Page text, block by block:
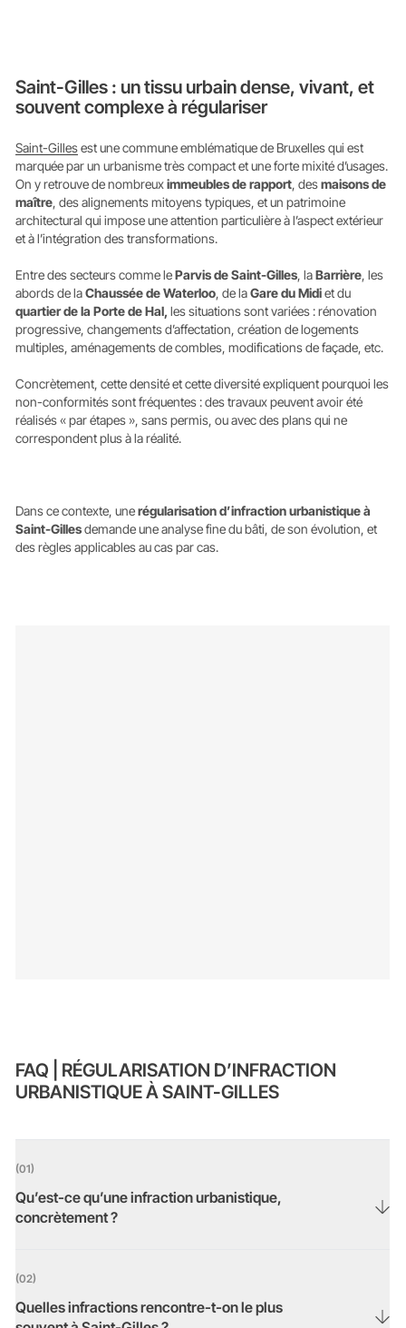
Saint-Gilles : un tissu urbain dense, vivant, et
souvent complexe à régulariser
Saint-Gillesest une commune emblématique de Bruxelles qui est
marquée par un urbanisme très compact et une forte mixité d’usages.
On y retrouve de nombreuximmeubles de rapport, desmaisons de
maître, des alignements mitoyens typiques, et un patrimoine
architectural qui impose une attention particulière à l’aspect extérieur
et à l’intégration des transformations.
Entre des secteurs comme leParvis de Saint-Gilles, laBarrière, les
abords de laChaussée de Waterloo, de laGare du Midiet du
quartier de la Porte de Hal, les situations sont variées : rénovation
progressive, changements d’affectation, création de logements
multiples, aménagements de combles, modifications de façade, etc.
Concrètement, cette densité et cette diversité expliquent pourquoi les
non-conformités sont fréquentes : des travaux peuvent avoir été
réalisés « par étapes », sans permis, ou avec des plans qui ne
correspondent plus à la réalité.
Dans ce contexte, unerégularisation d’infraction urbanistique à
Saint-Gillesdemande une analyse fine du bâti, de son évolution, et
des règles applicables au cas par cas.
FAQ | RÉGULARISATION D’INFRACTION
URBANISTIQUE À SAINT-GILLES
(01)
Qu’est-ce qu’une infraction urbanistique,
concrètement ?
permis ou non conformes à un permis existant. Cela peut concerner
d’affectation, une division en logements, ou encore une modification
(02)
Quelles infractions rencontre-t-on le plus